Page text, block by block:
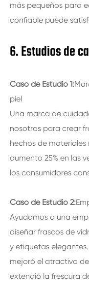
más pequeños para
confiable puede
6. Estudios de
Caso de Estudio 1:
piel
Una marca de
nosotros para crear
hechos de materiales
aumento 25% en las
los consumidores
Caso de Estudio 2:
Ayudamos a una
diseñar frascos de
y etiquetas
mejoró el atractivo
extendió la frescura